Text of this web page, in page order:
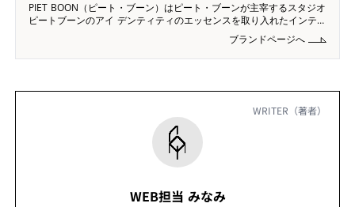
PIET BOON（ピート・ブーン）はピート・ブーンが主宰するスタジオ
ピートブーンのアイ デンティティのエッセンスを取り入れたインテリ
アコレクションです。豊かな天然素材、 細部へのこだわり、洗練され
たセンスで作り上げられています。 ピート・ブーンの革新的なデザイ
ンと時代を超越した魅力が人々を惹
ブランドページへ
WRITER（著者）
WEB担当 みなみ